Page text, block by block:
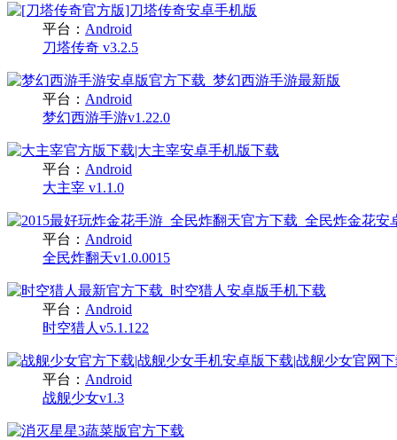
平台： Android
刀塔传奇 v3.2.5
平台： Android
梦幻西游手游v1.22.0
平台： Android
大主宰 v1.1.0
平台： Android
全民炸翻天v1.0.0015
平台： Android
时空猎人v5.1.122
平台： Android
战舰少女v1.3